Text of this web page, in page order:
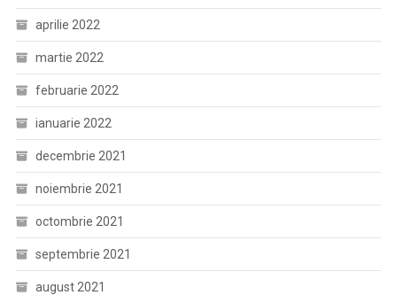
aprilie 2022
martie 2022
februarie 2022
ianuarie 2022
decembrie 2021
noiembrie 2021
octombrie 2021
septembrie 2021
august 2021